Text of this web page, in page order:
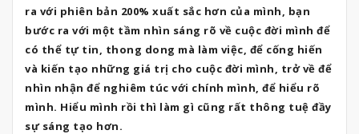
ra với phiên bản 200% xuất sắc hơn của mình, bạn
bước ra với một tầm nhìn sáng rõ về cuộc đời mình để
có thể tự tin, thong dong mà làm việc, để cống hiến
và kiến tạo những giá trị cho cuộc đời mình, trở về để
nhìn nhận để nghiêm túc với chính mình, để hiểu rõ
mình. Hiểu mình rồi thì làm gì cũng rất thông tuệ đầy
sự sáng tạo hơn.